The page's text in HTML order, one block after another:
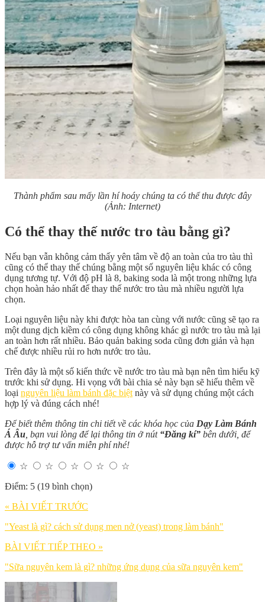
Thành phẩm sau mấy lần hí hoáy chúng ta có thể thu được đây
(Ảnh: Internet)
Có thể thay thế nước tro tàu bằng gì?
Nếu bạn vẫn không cảm thấy yên tâm về độ an toàn của tro tàu thì
cũng có thể thay thế chúng bằng một số nguyên liệu khác có công
dụng tương tự. Với độ pH là 8, baking soda là một trong những lựa
chọn hoàn hảo nhất để thay thế nước tro tàu mà nhiều người lựa
chọn.
Loại nguyên liệu này khi được hòa tan cùng với nước cũng sẽ tạo ra
một dung dịch kiềm có công dụng không khác gì nước tro tàu mà lại
an toàn hơn rất nhiều. Bảo quản baking soda cũng đơn giản và hạn
chế được nhiều rủi ro hơn nước tro tàu.
Trên đây là một số kiến thức về nước tro tàu mà bạn nên tìm hiểu kỹ
trước khi sử dụng. Hi vọng với bài chia sẻ này bạn sẽ hiểu thêm về
loại nguyên liệu làm bánh đặc biệt này và sử dụng chúng một cách
hợp lý và đúng cách nhé!
Để biết thêm thông tin chi tiết về các khóa học của Dạy Làm Bánh
Á Âu , bạn vui lòng để lại thông tin ở nút “Đăng kí” bên dưới, để
được hỗ trợ tư vấn miễn phí nhé!
☆ ☆ ☆ ☆
☆
Điểm: 5 (19 bình chọn)
« BÀI VIẾT TRƯỚC
"Yeast là gì? cách sử dụng men nở (yeast) trong làm bánh"
BÀI VIẾT TIẾP THEO »
"Sữa nguyên kem là gì? những ứng dụng của sữa nguyên kem"